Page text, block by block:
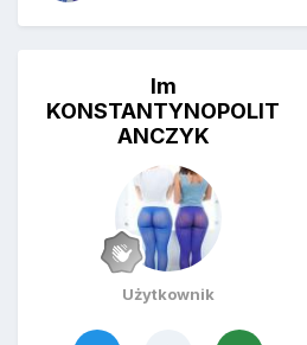
Im
KONSTANTYNOPOLIT
ANCZYK
Użytkownik